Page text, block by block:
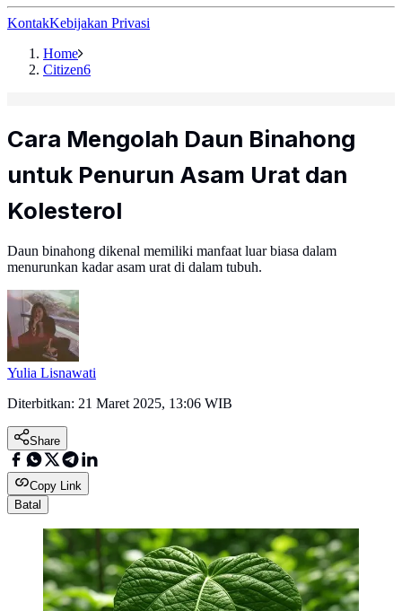
KontakKebijakan Privasi
Home
Citizen6
Cara Mengolah Daun Binahong
untuk Penurun Asam Urat dan
Kolesterol
Daun binahong dikenal memiliki manfaat luar biasa dalam
menurunkan kadar asam urat di dalam tubuh.
Yulia Lisnawati
Diterbitkan: 21 Maret 2025, 13:06 WIB
Share
Copy Link
Batal